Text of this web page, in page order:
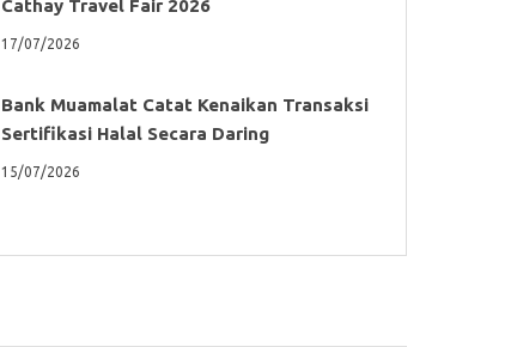
Cathay Travel Fair 2026
17/07/2026
Bank Muamalat Catat Kenaikan Transaksi
Sertifikasi Halal Secara Daring
15/07/2026